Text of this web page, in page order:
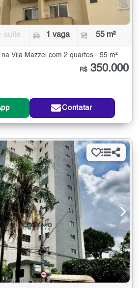
- suíte 1 vaga 55 m²
Vila Mazzei com 2 quartos - 55 m²
R$ 350.000
Contatar